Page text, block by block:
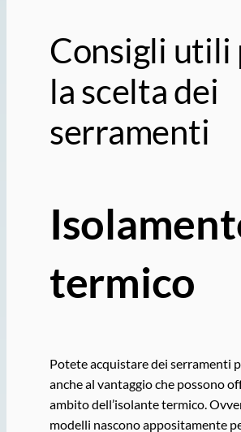
Consigli utili
la scelta dei
serramenti
termico
Potete acquistare dei serramenti
anche al vantaggio che possono
ambito dell’isolante termico.
modelli nascono appositamente